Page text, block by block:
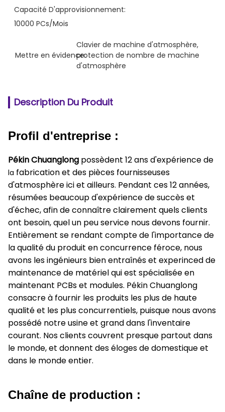
Capacité D'approvisionnement:
10000 PCs/mois
Mettre en évidence:
Clavier de machine d'atmosphère,
protection de nombre de machine
d'atmosphère
Description Du Produit
Profil d'entreprise :
Pékin Chuanglong possèdent 12 ans d'expérience de
la fabrication et des pièces fournisseuses
d'atmosphère ici et ailleurs. Pendant ces 12 années,
résumées beaucoup d'expérience de succès et
d'échec, afin de connaître clairement quels clients
ont besoin, quel un peu service nous devons fournir.
Entièrement se rendant compte de l'importance de
la qualité du produit en concurrence féroce, nous
avons les ingénieurs bien entraînés et experinced de
maintenance de matériel qui est spécialisée en
maintenant PCBs et modules. Pékin Chuanglong
consacre à fournir les produits les plus de haute
qualité et les plus concurrentiels, puisque nous avons
possédé notre usine et grand dans l'inventaire
courant. Nos clients couvrent presque partout dans
le monde, et donnent des éloges de domestique et
dans le monde entier.
Chaîne de production :